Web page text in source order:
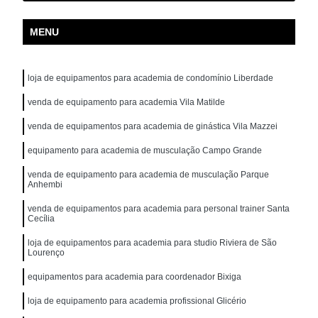
MENU
loja de equipamentos para academia de condomínio Liberdade
venda de equipamento para academia Vila Matilde
venda de equipamentos para academia de ginástica Vila Mazzei
equipamento para academia de musculação Campo Grande
venda de equipamento para academia de musculação Parque
Anhembi
venda de equipamentos para academia para personal trainer Santa
Cecília
loja de equipamentos para academia para studio Riviera de São
Lourenço
equipamentos para academia para coordenador Bixiga
loja de equipamento para academia profissional Glicério